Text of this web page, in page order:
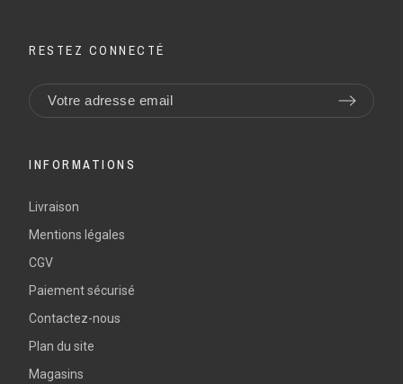
RESTEZ CONNECTÉ
INFORMATIONS
Livraison
Mentions légales
CGV
Paiement sécurisé
Contactez-nous
Plan du site
Magasins